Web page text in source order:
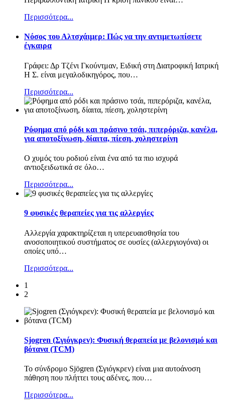
Περισσότερα...
Nόσος του Αλτσχάιμερ: Πώς να την αντιμετωπίσετε
έγκαιρα
Γράφει: Δρ Τζένι Γκούντμαν, Ειδική στη Διατροφική Ιατρική
Η Σ. είναι μεγαλοδικηγόρος, που…
Περισσότερα...
Ρόφημα από ρόδι και πράσινο τσάι, πιπερόριζα, κανέλα,
για αποτοξίνωση, δίαιτα, πίεση, χοληστερίνη
Ο χυμός του ροδιού είναι ένα από τα πιο ισχυρά
αντιοξειδωτικά σε όλο…
Περισσότερα...
9 φυσικές θεραπείες για τις αλλεργίες
Αλλεργία χαρακτηρίζεται η υπερευαισθησία του
ανοσοποιητικού συστήματος σε ουσίες (αλλεργιογόνα) οι
οποίες υπό…
Περισσότερα...
1
2
Sjogren (Σγιόγκρεν): Φυσική θεραπεία με βελονισμό και
βότανα (TCM)
Το σύνδρομο Sjögren (Σγιόγκρεν) είναι μια αυτοάνοση
πάθηση που πλήττει τους αδένες, που…
Περισσότερα...